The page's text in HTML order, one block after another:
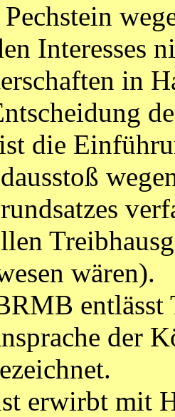
Interesses
in
die
wären).
der
erwirbt mit